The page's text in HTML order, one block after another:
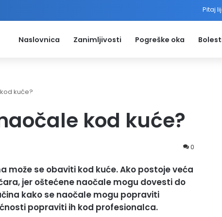
Pitaj
Naslovnica Zanimljivosti Pogreške oka
kuće?
kod kuće?
0
može se obaviti kod kuće. Ako postoje veća
jer oštećene naočale mogu dovesti do
kako se naočale mogu popraviti
popraviti ih kod profesionalca.